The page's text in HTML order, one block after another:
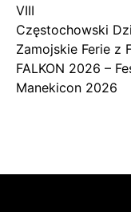
VIII
Częstochowski
Zamojskie Ferie z
FALKON 2026 –
Manekicon 2026